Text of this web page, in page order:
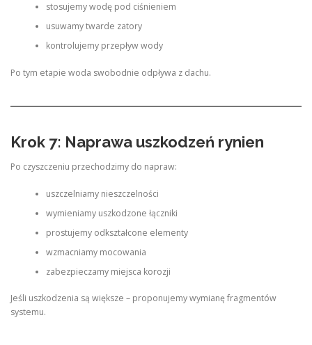
stosujemy wodę pod ciśnieniem
usuwamy twarde zatory
kontrolujemy przepływ wody
Po tym etapie woda swobodnie odpływa z dachu.
Krok 7: Naprawa uszkodzeń rynien
Po czyszczeniu przechodzimy do napraw:
uszczelniamy nieszczelności
wymieniamy uszkodzone łączniki
prostujemy odkształcone elementy
wzmacniamy mocowania
zabezpieczamy miejsca korozji
Jeśli uszkodzenia są większe – proponujemy wymianę fragmentów
systemu.